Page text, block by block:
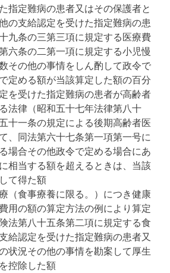
指定難病の患者又はその保護者と
の支給認定を受けた指定難病の患
九条の三第三項に規定する医療費
六条の二第一項に規定する小児慢
その他の事情をしん酌して政令で
定める額が当該算定した額の百分
を受けた指定難病の患者が高齢者
法律（昭和五十七年法律第八十
十一条の規定による後期高齢者医
、同法第六十七条第一項第一号に
場合その他政令で定める場合にあ
相当する額を超えるときは、当該
て得た額
（食事療養に限る。）につき健康
用の額の算定方法の例により算定
法第八十五条第二項に規定する食
給認定を受けた指定難病の患者又
状況その他の事情を勘案して厚生
控除した額